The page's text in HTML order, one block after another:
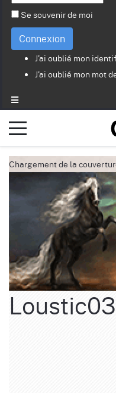
Se souvenir de moi
Connexion
J'ai oublié mon
J'ai oublié mon mot
Chargement de la
Loustic03